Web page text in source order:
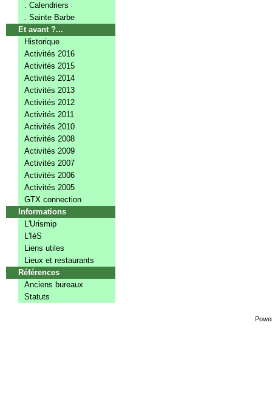
. Calendriers
. Sainte Barbe
Et avant ?...
Historique
Activités 2016
Activités 2015
Activités 2014
Activités 2013
Activités 2012
Activités 2011
Activités 2010
Activités 2008
Activités 2009
Activités 2007
Activités 2006
Activités 2005
GTX connection
Informations
L'Urismip
L'IéS
Liens utiles
Lieux et restaurants
Références
Anciens bureaux
Statuts